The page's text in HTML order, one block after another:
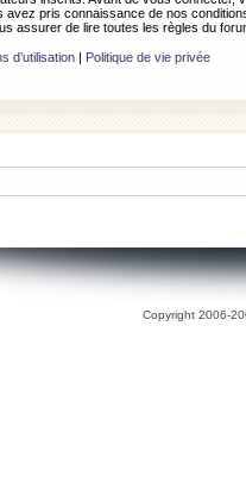
avez pris connaissance de nos
assurer de lire toutes les règles du
d’utilisation| Politique de vie privée
Copyright 2006-